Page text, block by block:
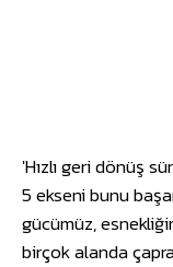
'Hızlı geri dönüş
5 ekseni bunu
gücümüz,
birçok alanda